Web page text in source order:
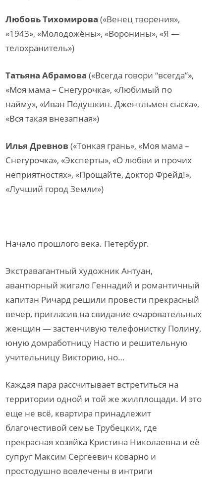
Любовь Тихомирова(«Венец творения»,
«1943», «Молодожёны», «Воронины», «Я —
телохранитель»)
Татьяна Абрамова («Всегда говори “всегда”»,
«Моя мама – Снегурочка», «Любимый по
найму», «Иван Подушкин. Джентльмен сыска»,
«Вся такая внезапная»)
Илья Древнов(«Тонкая грань», «Моя мама –
Снегурочка», «Эксперты», «О любви и прочих
неприятностях», «Прощайте, доктор Фрейд!»,
«Лучший город Земли»)
Начало прошлого века. Петербург.
Экстравагантный художник Антуан,
авантюрный жигало Геннадий и романтичный
капитан Ричард решили провести прекрасный
вечер, пригласив на свидание очаровательных
женщин — застенчивую телефонистку Полину,
юную домработницу Настю и решительную
учительницу Викторию, но…
Каждая пара рассчитывает встретиться на
территории одной и той же жилплощади. И это
еще не всё, квартира принадлежит
благочестивой семье Трубецких, где
прекрасная хозяйка Кристина Николаевна и её
супруг Максим Сергеевич коварно и
простодушно вовлечены в интриги